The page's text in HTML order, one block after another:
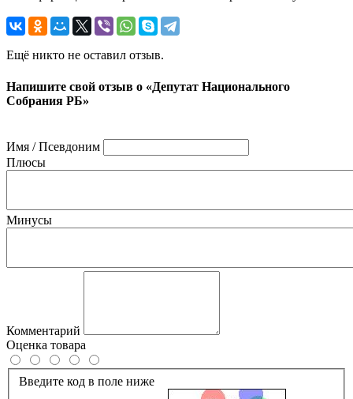
Ещё никто не оставил отзыв.
Напишите свой отзыв о «Депутат Национального
Собрания РБ»
Имя / Псевдоним
Плюсы
Минусы
Комментарий
Оценка товара
Введите код в поле ниже